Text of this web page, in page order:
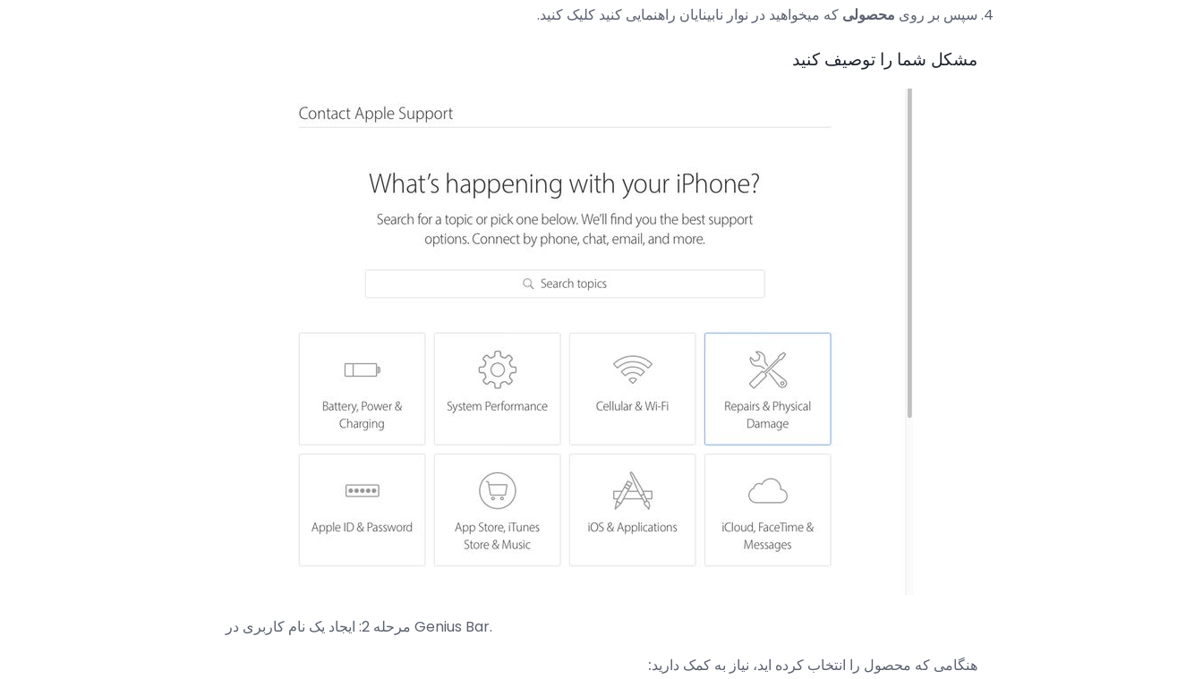
سپس بر روی محصولی که میخواهید در نوار نابینایان راهنمایی کنید کلیک کنید.
مشکل شما را توصیف کنید
مرحله 2: ایجاد یک نام کاربری در Genius Bar.
هنگامی که محصول را انتخاب کرده اید، نیاز به کمک دارید: